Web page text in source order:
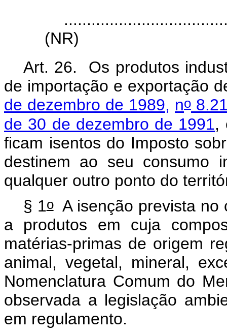
(NR)
Art. 26. Os produtos
de importação e exportação
de dezembro de 1989, no
de 30 de dezembro de 1991,
ficam isentos do Imposto
destinem ao seu consumo
qualquer outro ponto do
§ 1oA isenção prevista no
a produtos em cuja
matérias-primas de origem
animal, vegetal, mineral,
Nomenclatura Comum do
observada a legislação
em regulamento.